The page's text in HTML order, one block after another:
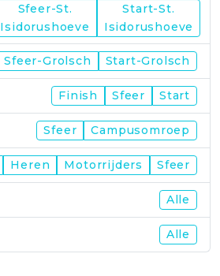
Sfeer-St.
Isidorushoeve
Start-St.
Isidorushoeve
Sfeer-Grolsch Start-Grolsch
Finish Sfeer Start
Sfeer Campusomroep
Heren Motorrijders Sfeer
Alle
Alle